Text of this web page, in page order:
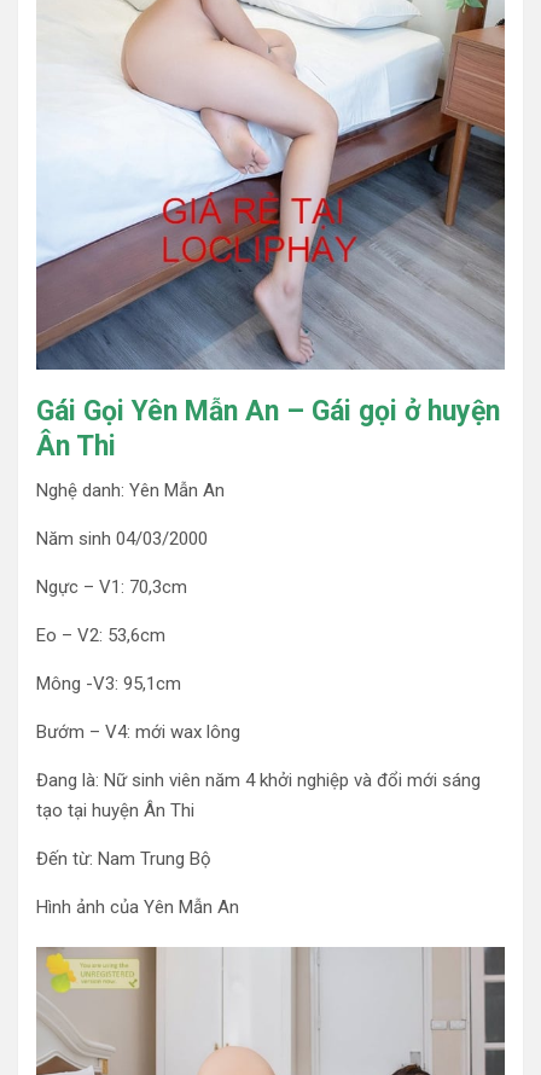
Gái Gọi Yên Mẫn An – Gái gọi ở huyện
Ân Thi
Nghệ danh: Yên Mẫn An
Năm sinh 04/03/2000
Ngực – V1: 70,3cm
Eo – V2: 53,6cm
Mông -V3: 95,1cm
Bướm – V4: mới wax lông
Đang là: Nữ sinh viên năm 4 khởi nghiệp và đổi mới sáng
tạo tại huyện Ân Thi
Đến từ: Nam Trung Bộ
Hình ảnh của Yên Mẫn An